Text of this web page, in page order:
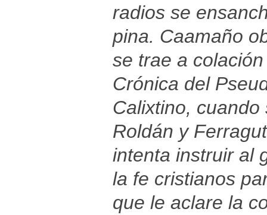
radios se
pina. Caamaño
se trae a
Crónica del
Calixtino,
Roldán y
intenta instruir al
la fe cristianos
que le aclare la